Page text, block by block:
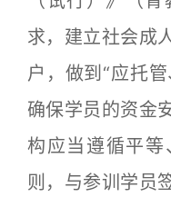
求，建立社会成
户，做到“应托管
确保学员的资金
构应当遵循平
则，与参训学员